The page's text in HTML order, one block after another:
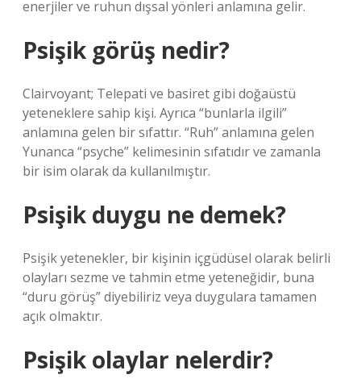
enerjiler ve ruhun dışsal yönleri anlamına gelir.
Psişik görüş nedir?
Clairvoyant; Telepati ve basiret gibi doğaüstü
yeteneklere sahip kişi. Ayrıca “bunlarla ilgili”
anlamına gelen bir sıfattır. “Ruh” anlamına gelen
Yunanca “psyche” kelimesinin sıfatıdır ve zamanla
bir isim olarak da kullanılmıştır.
Psişik duygu ne demek?
Psişik yetenekler, bir kişinin içgüdüsel olarak belirli
olayları sezme ve tahmin etme yeteneğidir, buna
“duru görüş” diyebiliriz veya duygulara tamamen
açık olmaktır.
Psişik olaylar nelerdir?